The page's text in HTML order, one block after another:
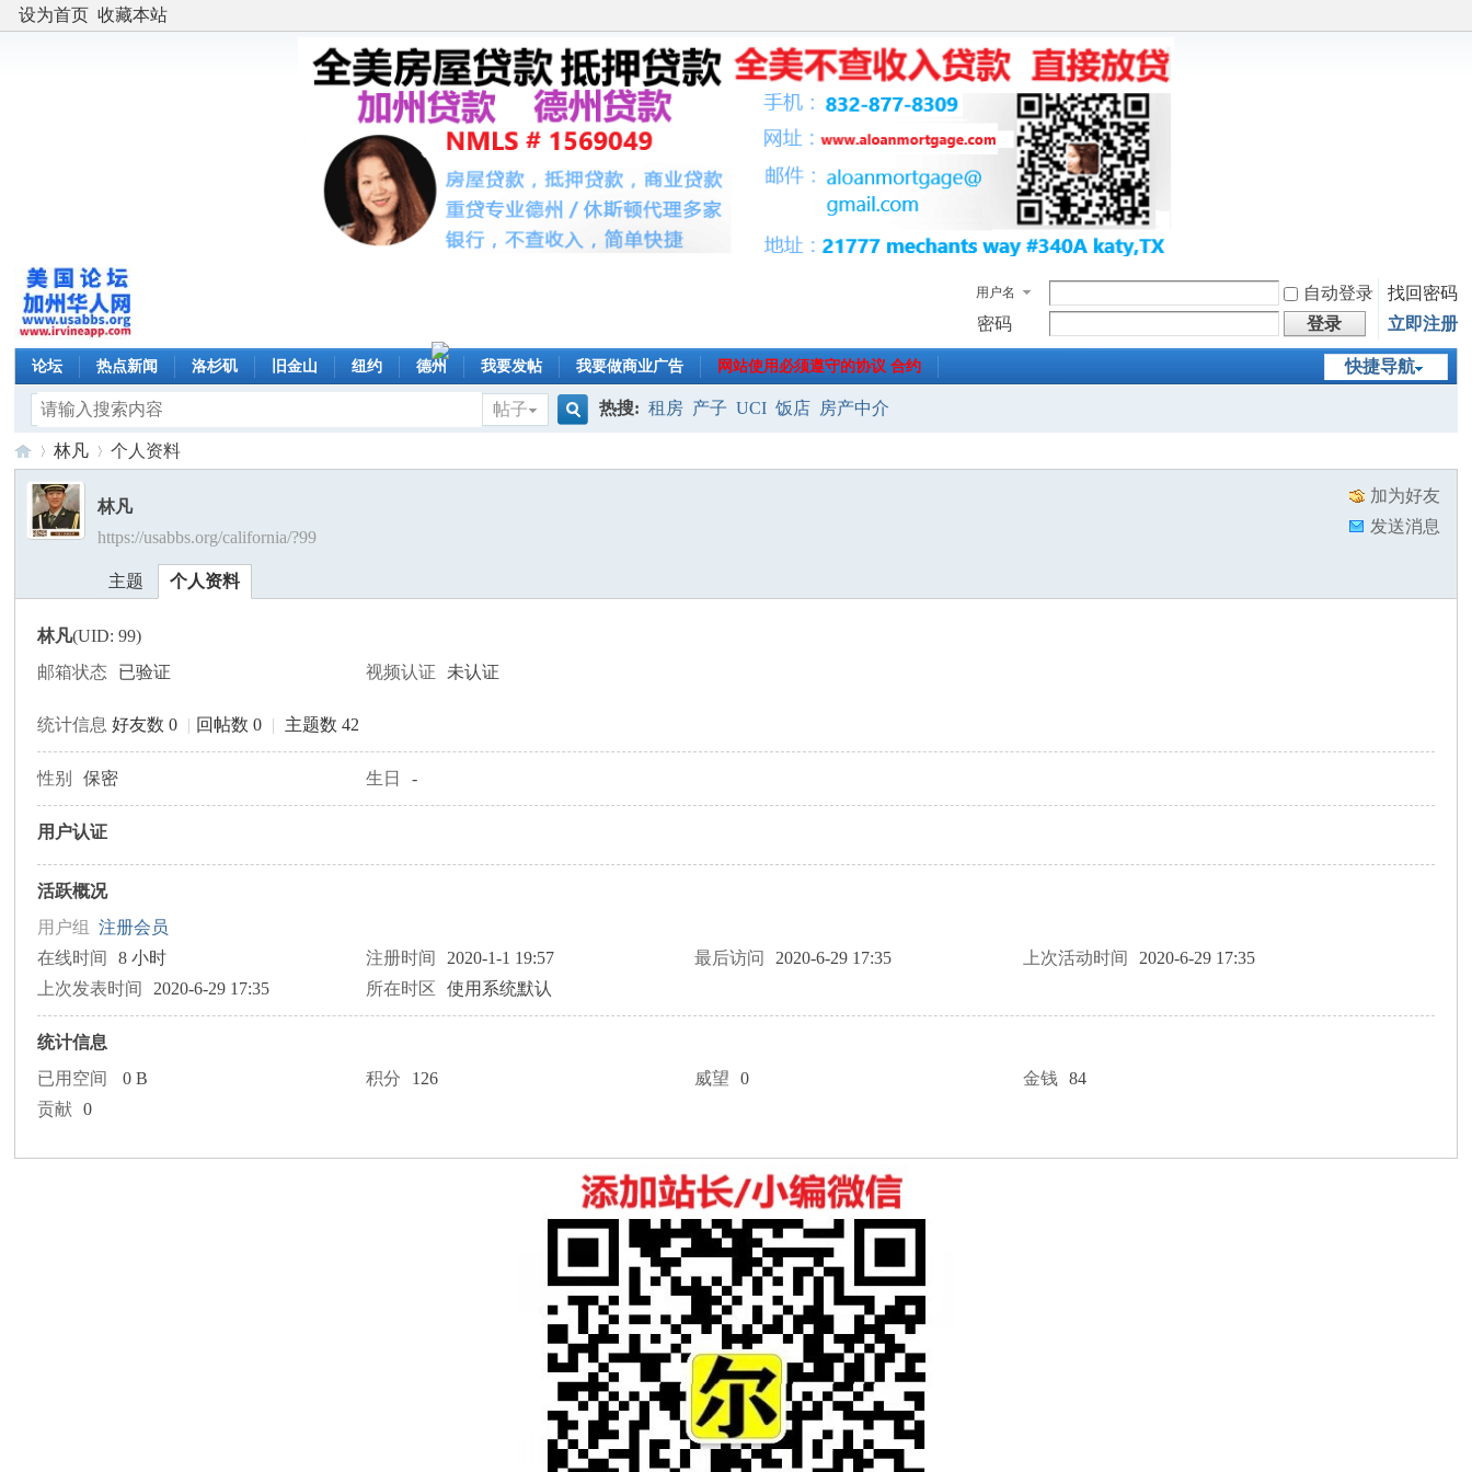
设为首页 收藏本站
用户名 自动登录
找回密码
密码
登录 立即注册
快捷导航
论坛 热点新闻 洛杉矶 旧金山 纽约 德州 我要发帖 我要做商业广告 网站使用必须遵守的协议 合约
帖子
热搜: 租房 产子 UCI 饭店 房产中介
美›
林凡 个人资料
加为好友
发送消息
林凡
https://usabbs.org/california/?99
主题 个人资料
林凡(UID: 99)
邮箱状态
已验证 视频认证 未认证
统计信息 好友数 0 | 回帖数 0 | 主题数 42
性别 保密 生日 -
用户认证
活跃概况
用户组注册会员
在线时间
8 小时 注册时间 2020-1-1 19:57 最后访问 2020-6-29 17:35 上次活动时间
2020-6-29 17:35
上次发表时间
2020-6-29 17:35 所在时区 使用系统默认
统计信息
已用空间
0 B 积分 126 威望 0 金钱
84
贡献
0